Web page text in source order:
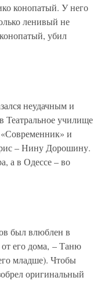
конопатый. У него
ленивый не
убил
неудачным и
Театральное училище
и
– Нину Дорошину.
а в Одессе – во
был влюблен в
от его дома, – Таню
младше). Чтобы
оригинальный